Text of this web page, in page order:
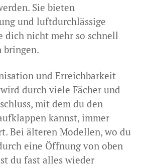
Sie bieten
und luftdurchlässige
dich nicht mehr so schnell
bringen.
und Erreichbarkeit
durch viele Fächer und
mit dem du den
kannst, immer
Bei älteren Modellen, wo du
eine Öffnung von oben
du fast alles wieder